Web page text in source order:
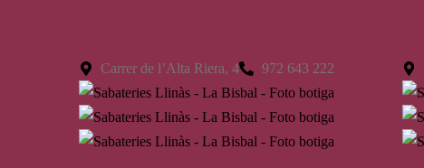
Carrer de l’Alta Riera, 4 972 643 222